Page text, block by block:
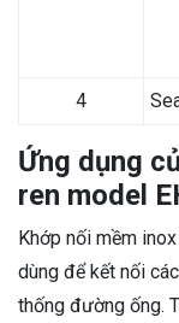
4
Ứng dụng
ren model
Khớp nối mềm
dùng để kết nối
thống đường ống.